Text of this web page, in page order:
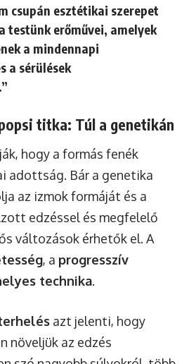
csupán esztétikai szerepet
testünk erőművei, amelyek
a mindennapi
a sérülések
titka: Túl a genetikán
hogy a formás fenék
adottság. Bár a genetika
az izmok formáját és a
edzéssel és megfelelő
változások érhetők el. A
, a progresszív
technika.
azt jelenti, hogy
növeljük az edzés